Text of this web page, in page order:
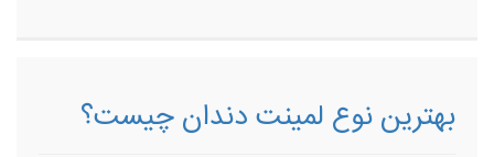
بهترین نوع لمینت دندان چیست؟